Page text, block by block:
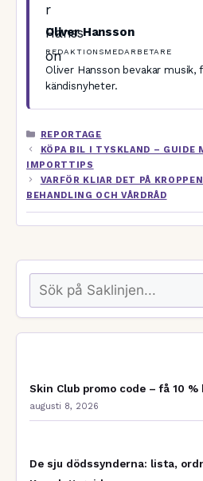
Oliver Hansson
REDAKTIONSMEDARBETARE
Oliver Hansson bevakar musik,
kändisnyheter.
KATEGORIER
REPORTAGE
KÖPA BIL I TYSKLAND – GUIDE
IMPORTTIPS
VARFÖR KLIAR DET PÅ
BEHANDLING OCH VÅRDRÅD
Sök
Skin Club promo code – få 10
augusti 8, 2026
De sju dödssynderna: lista,